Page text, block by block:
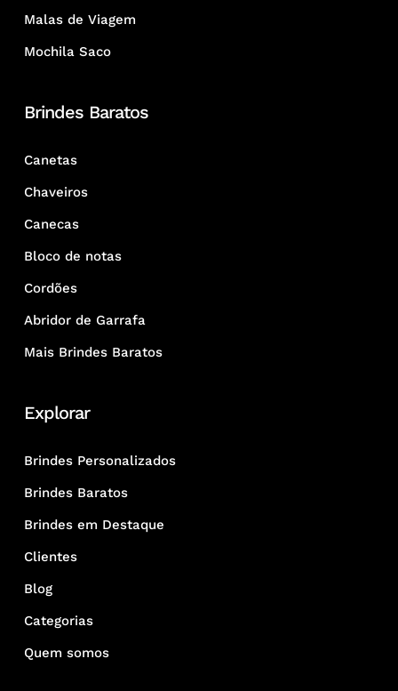
Malas de Viagem
Mochila Saco
Brindes Baratos
Canetas
Chaveiros
Canecas
Bloco de notas
Cordões
Abridor de Garrafa
Mais Brindes Baratos
Explorar
Brindes Personalizados
Brindes Baratos
Brindes em Destaque
Clientes
Blog
Categorias
Quem somos